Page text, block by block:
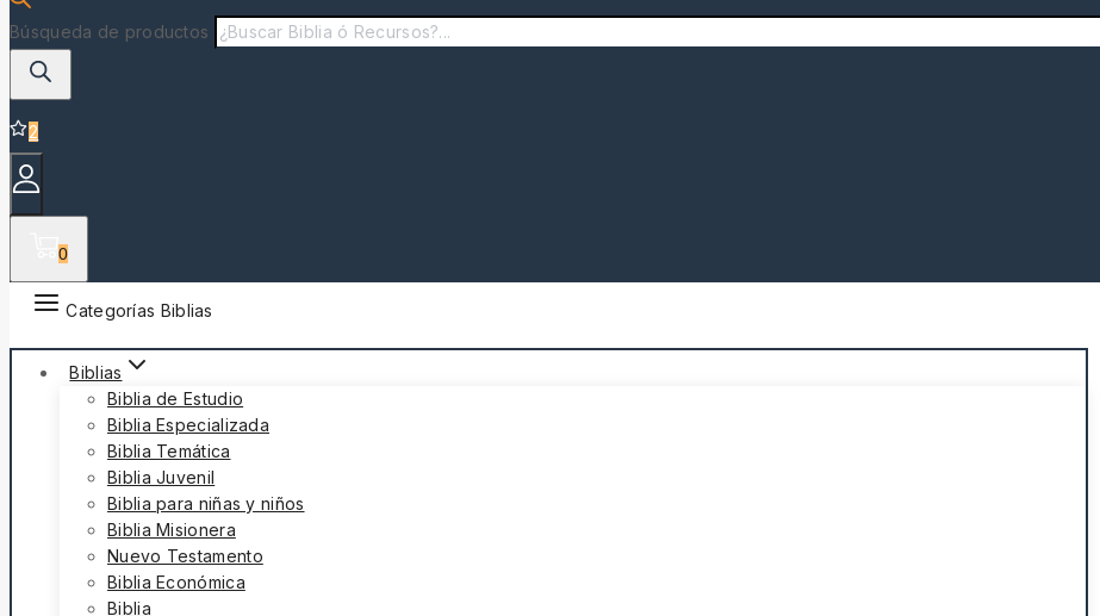
Búsqueda de productos
2
0
Categorías Biblias
Biblias
Biblia de Estudio
Biblia Especializada
Biblia Temática
Biblia Juvenil
Biblia para niñas y niños
Biblia Misionera
Nuevo Testamento
Biblia Económica
Biblia